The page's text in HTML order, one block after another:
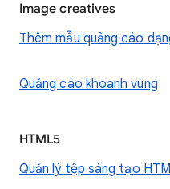
Image creatives
Thêm mẫu quảng cáo
Quảng cáo khoanh vùng
HTML5
Quản lý tệp sáng tạo